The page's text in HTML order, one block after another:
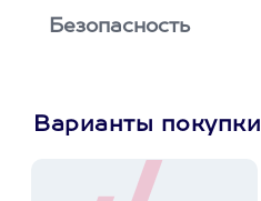
Безопасность
Варианты покупки